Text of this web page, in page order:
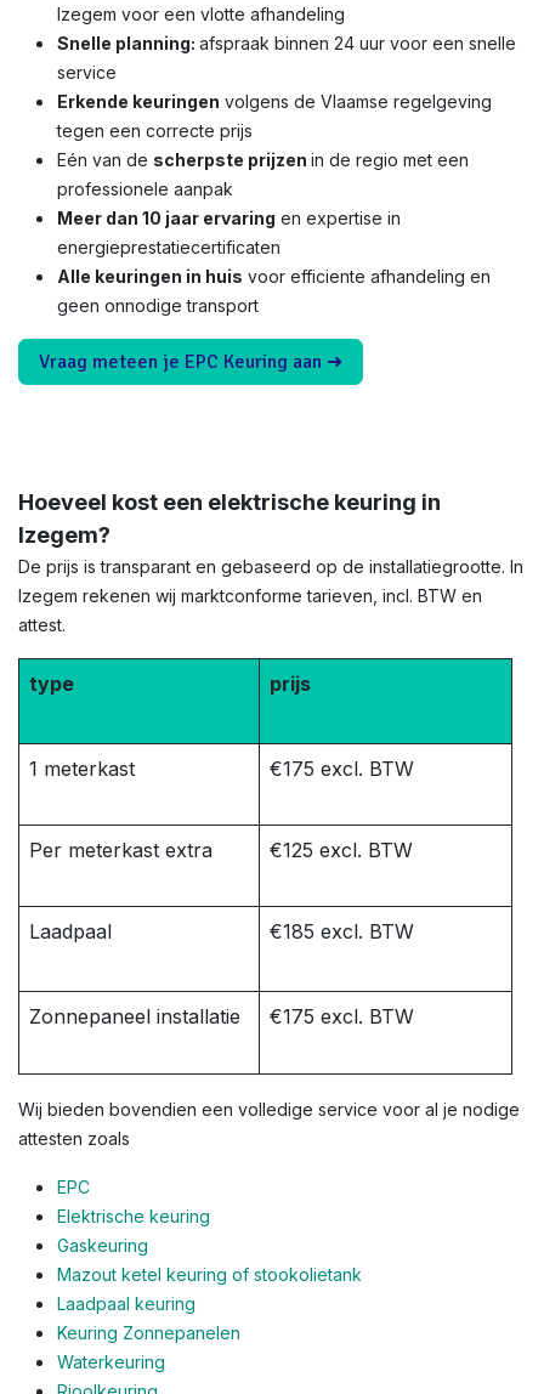
Izegem voor een vlotte afhandeling
Snelle planning: afspraak binnen 24 uur voor een snelle
service
Erkende keuringen volgens de Vlaamse regelgeving
tegen een correcte prijs
Eén van de scherpste prijzen in de regio met een
professionele aanpak
Meer dan 10 jaar ervaring en expertise in
energieprestatiecertificaten
Alle keuringen in huis voor efficiente afhandeling en
geen onnodige transport
Vraag meteen je EPC Keuring aan ➜
Hoeveel kost een elektrische keuring in
Izegem?
De prijs is transparant en gebaseerd op de installatiegrootte. In
Izegem rekenen wij marktconforme tarieven, incl. BTW en
attest.
type prijs
1 meterkast €175 excl. BTW
Per meterkast extra €125 excl. BTW
Laadpaal €185 excl. BTW
Zonnepaneel installatie €175 excl. BTW
Wij bieden bovendien een volledige service voor al je nodige
attesten zoals
EPC
Elektrische keuring
Gaskeuring
Mazout ketel keuring of stookolietank
Laadpaal keuring
Keuring Zonnepanelen
Waterkeuring